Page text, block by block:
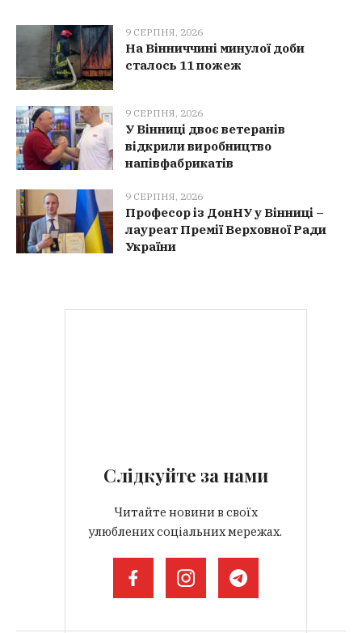
9 СЕРПНЯ, 2026
На Вінниччині минулої доби
сталось 11 пожеж
9 СЕРПНЯ, 2026
У Вінниці двоє ветеранів
відкрили виробництво
напівфабрикатів
9 СЕРПНЯ, 2026
Професор із ДонНУ у Вінниці –
лауреат Премії Верховної Ради
України
Слідкуйте за нами
Читайте новини в своїх
улюблених соціальних мережах.